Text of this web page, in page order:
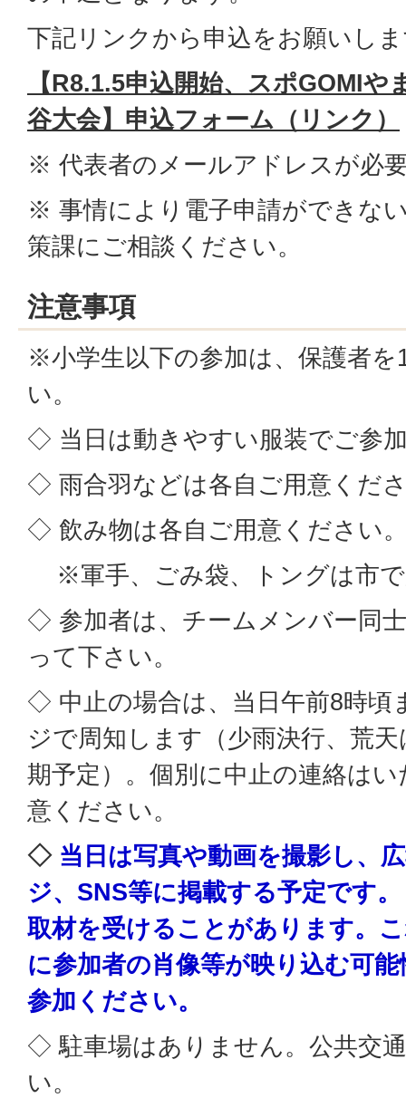
下記リンクから申込をお願いし
【R8.1.5申込開始、スポGOMI
谷大会】申込フォーム（リンク）
※ 代表者のメールアドレスが必
※ 事情により電子申請ができな
策課にご相談ください。
注意事項
※小学生以下の参加は、保護者
い。
◇ 当日は動きやすい服装でご参
◇ 雨合羽などは各自ご用意くだ
◇ 飲み物は各自ご用意ください
※軍手、ごみ袋、トングは市で
◇ 参加者は、チームメンバー同
って下さい。
◇ 中止の場合は、当日午前8時頃
ジで周知します（少雨決行、荒
期予定）。個別に中止の連絡は
意ください。
◇ 当日は写真や動画を撮影し、
ジ、SNS等に掲載する予定です
取材を受けることがあります。
に参加者の肖像等が映り込む可
参加ください。
◇ 駐車場はありません。公共交
い。